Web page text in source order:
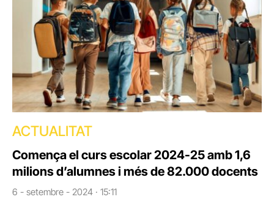
ACTUALITAT
Comença el curs escolar 2024-25 amb 1,6
milions d’alumnes i més de 82.000 docents
6 - setembre - 2024 · 15:11